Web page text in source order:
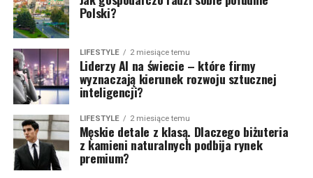
Polski?
LIFESTYLE 2 miesiące temu
Liderzy AI na świecie – które firmy
wyznaczają kierunek rozwoju sztucznej
inteligencji?
LIFESTYLE 2 miesiące temu
Męskie detale z klasą. Dlaczego biżuteria
z kamieni naturalnych podbija rynek
premium?